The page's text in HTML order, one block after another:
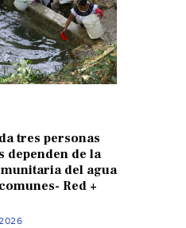
tres personas
dependen de la
del agua
Red +